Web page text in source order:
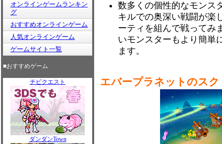
オンラインゲームランキン
グ
おすすめオンラインゲーム
人気オンラインゲーム
ゲームサイト一覧
■おすすめゲーム
チビクエスト
ダンダンTown
数多くの個性的なモンス
キルでの奥深い戦闘が楽
ーティを組んで戦ってみ
いモンスターもより簡単
ます。
エバープラネットのス